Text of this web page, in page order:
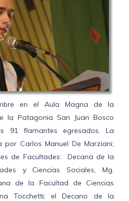
en el Aula Magna de la
la Patagonia San Juan Bosco
91 flamantes egresados. La
por Carlos Manuel De Marziani;
de Facultades: Decana de la
y Ciencias Sociales, Mg.
de la Facultad de Ciencias
Tocchetti; el Decano de la